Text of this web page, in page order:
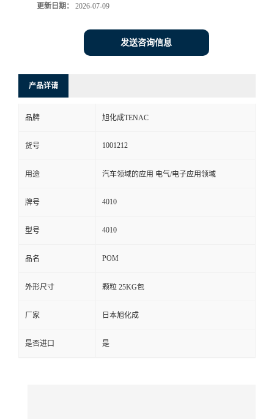
在
更新日期： 2026-07-09
发送咨询信息
产品详请
品牌 旭化成TENAC
货号 1001212
用途 汽车领域的应用 电气/电子应用领域
牌号 4010
型号 4010
品名 POM
外形尺寸 颗粒 25KG包
厂家 日本旭化成
是否进口 是